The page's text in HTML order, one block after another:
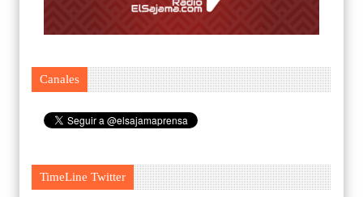
Canales
TimeLine Twitter